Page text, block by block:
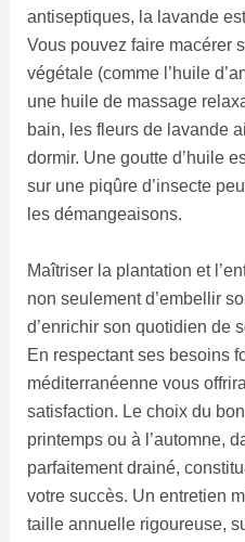
antiseptiques, la lavande
Vous pouvez faire macérer
végétale (comme l’huile
une huile de massage
bain, les fleurs de lavande
dormir. Une goutte d’huile
sur une piqûre d’insecte
les démangeaisons.
Maîtriser la plantation et
non seulement d’embellir
d’enrichir son quotidien de
En respectant ses besoins
méditerranéenne vous
satisfaction. Le choix du
printemps ou à l’automne,
parfaitement drainé,
votre succès. Un entretien
taille annuelle rigoureuse,